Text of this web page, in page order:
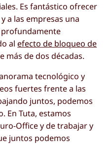
Es fantástico ofrecer
a las empresas una
profundamente
al efecto de bloqueo de
más de dos décadas.
tecnológico y
fuertes frente a las
juntos, podemos
En Tuta, estamos
Office y de trabajar y
juntos podemos